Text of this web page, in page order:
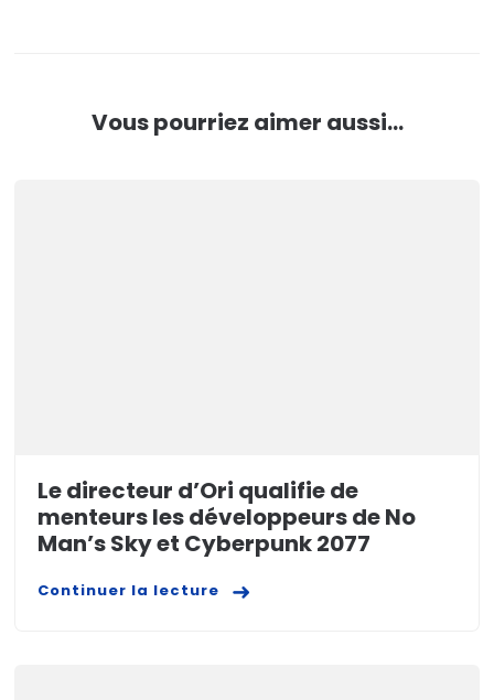
Vous pourriez aimer aussi...
Le directeur d’Ori qualifie de
menteurs les développeurs de No
Man’s Sky et Cyberpunk 2077
Continuer la lecture